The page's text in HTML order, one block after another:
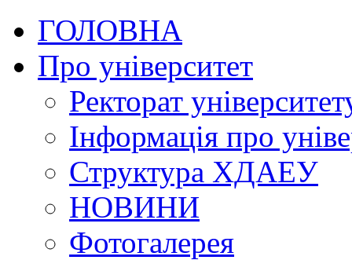
ГОЛОВНА
Про університет
Ректорат
Інформація про
Структура ХДАЕУ
НОВИНИ
Фотогалерея